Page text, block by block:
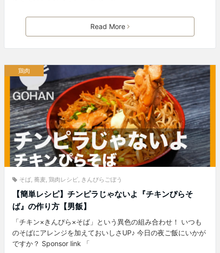
Read More
鶏肉
そば 蕎麦 鶏肉レシピ きんぴらごぼう
【簡単レシピ】チンピラじゃないよ『チキンぴらそ
ば』の作り方【男飯】
「チキン×きんぴら×そば」という異色の組み合わせ！ いつも
のそばにアレンジを加えておいしさUP♪ 今日の夜ご飯にいかが
ですか？ Sponsor link 「